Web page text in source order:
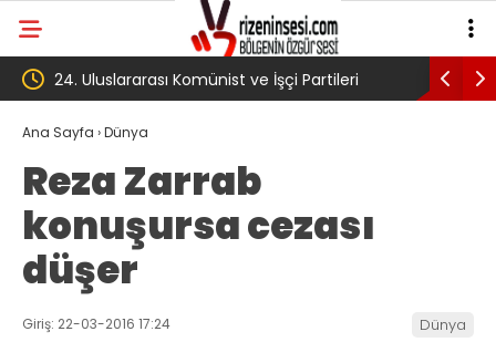
24. Uluslararası Komünist ve İşçi Partileri
toplantısı Havana’da başladı
Ana Sayfa ›Dünya
Reza Zarrab
konuşursa cezası
düşer
Giriş: 22-03-2016 17:24 Dünya